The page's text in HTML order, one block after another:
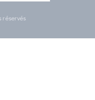
réservés